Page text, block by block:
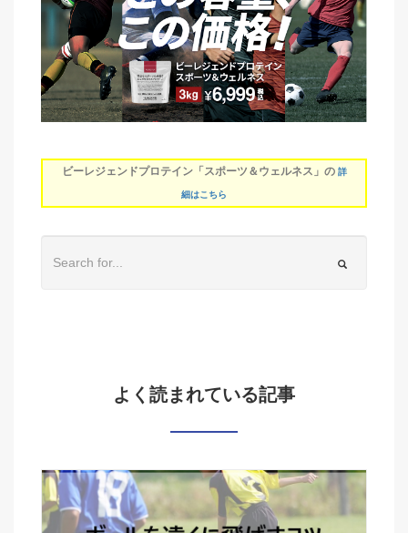
ビーレジェンドプロテイン「スポーツ＆ウェルネス」の 詳
細はこちら
よく読まれている記事